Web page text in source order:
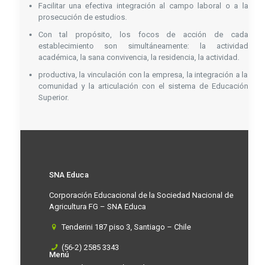
Facilitar una efectiva integración al campo laboral o a la
prosecución de estudios.
Con tal propósito, los focos de acción de cada
establecimiento son simultáneamente: la actividad
académica, la sana convivencia, la residencia, la actividad.
productiva, la vinculación con la empresa, la integración a la
comunidad y la articulación con el sistema de Educación
Superior.
SNA Educa
Corporación Educacional de la Sociedad Nacional de
Agricultura FG – SNA Educa
Tenderini 187 piso 3, Santiago – Chile
(56-2) 2585 3343
Menú